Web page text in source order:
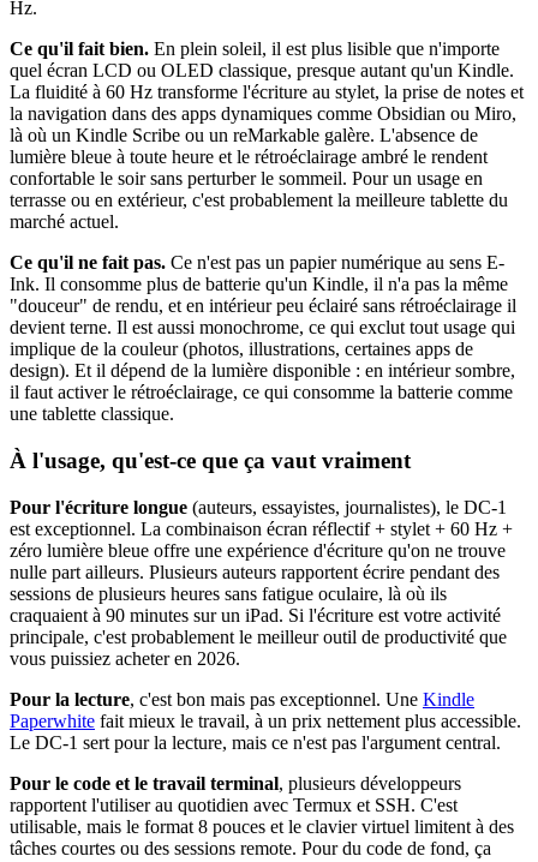
Hz.
Ce qu'il fait bien. En plein soleil, il est plus lisible que n'importe
quel écran LCD ou OLED classique, presque autant qu'un Kindle.
La fluidité à 60 Hz transforme l'écriture au stylet, la prise de notes et
la navigation dans des apps dynamiques comme Obsidian ou Miro,
là où un Kindle Scribe ou un reMarkable galère. L'absence de
lumière bleue à toute heure et le rétroéclairage ambré le rendent
confortable le soir sans perturber le sommeil. Pour un usage en
terrasse ou en extérieur, c'est probablement la meilleure tablette du
marché actuel.
Ce qu'il ne fait pas. Ce n'est pas un papier numérique au sens E-
Ink. Il consomme plus de batterie qu'un Kindle, il n'a pas la même
"douceur" de rendu, et en intérieur peu éclairé sans rétroéclairage il
devient terne. Il est aussi monochrome, ce qui exclut tout usage qui
implique de la couleur (photos, illustrations, certaines apps de
design). Et il dépend de la lumière disponible : en intérieur sombre,
il faut activer le rétroéclairage, ce qui consomme la batterie comme
une tablette classique.
À l'usage, qu'est-ce que ça vaut vraiment
Pour l'écriture longue (auteurs, essayistes, journalistes), le DC-1
est exceptionnel. La combinaison écran réflectif + stylet + 60 Hz +
zéro lumière bleue offre une expérience d'écriture qu'on ne trouve
nulle part ailleurs. Plusieurs auteurs rapportent écrire pendant des
sessions de plusieurs heures sans fatigue oculaire, là où ils
craquaient à 90 minutes sur un iPad. Si l'écriture est votre activité
principale, c'est probablement le meilleur outil de productivité que
vous puissiez acheter en 2026.
Pour la lecture, c'est bon mais pas exceptionnel. Une Kindle
Paperwhite fait mieux le travail, à un prix nettement plus accessible.
Le DC-1 sert pour la lecture, mais ce n'est pas l'argument central.
Pour le code et le travail terminal, plusieurs développeurs
rapportent l'utiliser au quotidien avec Termux et SSH. C'est
utilisable, mais le format 8 pouces et le clavier virtuel limitent à des
tâches courtes ou des sessions remote. Pour du code de fond, ça